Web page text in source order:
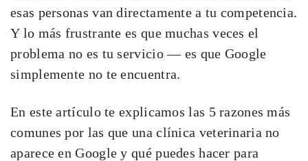
esas personas van directamente a tu competencia.
Y lo más frustrante es que muchas veces el
problema no es tu servicio — es que Google
simplemente no te encuentra.
En este artículo te explicamos las 5 razones más
comunes por las que una clínica veterinaria no
aparece en Google y qué puedes hacer para